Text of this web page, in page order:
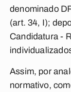
denominado
(art. 34, I);
Candidatura -
Assim, por
normativo,